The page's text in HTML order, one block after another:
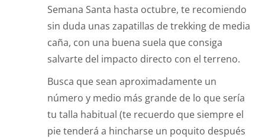
Semana Santa hasta octubre, te recomiendo
sin duda unas zapatillas de trekking de media
caña, con una buena suela que consiga
salvarte del impacto directo con el terreno.
Busca que sean aproximadamente un
número y medio más grande de lo que sería
tu talla habitual (te recuerdo que siempre el
pie tenderá a hincharse un poquito después